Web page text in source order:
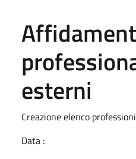
esterni
Creazione elenco
Data :